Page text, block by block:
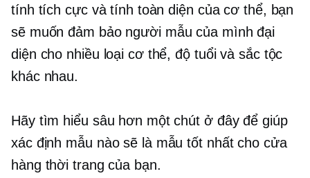
tính tích cực và tính toàn diện của cơ thể, bạn
sẽ muốn đảm bảo người mẫu của mình đại
diện cho nhiều loại cơ thể, độ tuổi và sắc tộc
khác nhau.
Hãy tìm hiểu sâu hơn một chút ở đây để giúp
xác định mẫu nào sẽ là mẫu tốt nhất cho cửa
hàng thời trang của bạn.